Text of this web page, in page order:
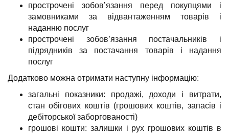
прострочені зобов’язання перед покупцями і
замовниками за відвантаженням товарів і
наданню послуг
прострочені зобов’язання постачальників і
підрядників за постачання товарів і надання
послуг
Додатково можна отримати наступну інформацію:
загальні показники: продажі, доходи і витрати,
стан обігових коштів (грошових коштів, запасів і
дебіторської заборгованості)
грошові кошти: залишки і рух грошових коштів в